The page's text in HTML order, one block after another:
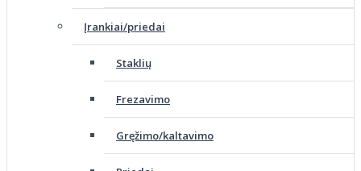
Įrankiai/priedai
Staklių
Frezavimo
Gręžimo/kaltavimo